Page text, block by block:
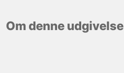
Om denne udgivelse